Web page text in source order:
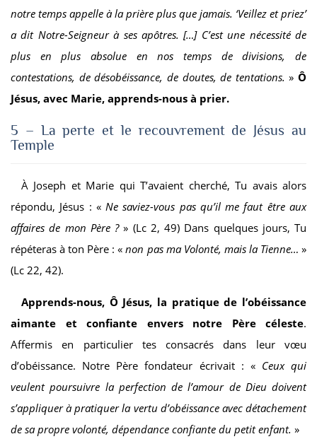
notre temps appelle à la prière plus que jamais. ‘Veillez et priez’
a dit Notre-Seigneur à ses apôtres. […] C’est une nécessité de
plus en plus absolue en nos temps de divisions, de
contestations, de désobéissance, de doutes, de tentations. » Ô
Jésus, avec Marie, apprends-nous à prier.
5 – La perte et le recouvrement de Jésus au
Temple
À Joseph et Marie qui T’avaient cherché, Tu avais alors
répondu, Jésus : « Ne saviez-vous pas qu’il me faut être aux
affaires de mon Père ?» (Lc 2, 49) Dans quelques jours, Tu
répéteras à ton Père : «non pas ma Volonté, mais la Tienne…»
(Lc 22, 42).
Apprends-nous, Ô Jésus, la pratique de l’obéissance
aimante et confiante envers notre Père céleste.
Affermis en particulier tes consacrés dans leur vœu
d’obéissance. Notre Père fondateur écrivait : «Ceux qui
veulent poursuivre la perfection de l’amour de Dieu doivent
s’appliquer à pratiquer la vertu d’obéissance avec détachement
de sa propre volonté, dépendance confiante du petit enfant. »